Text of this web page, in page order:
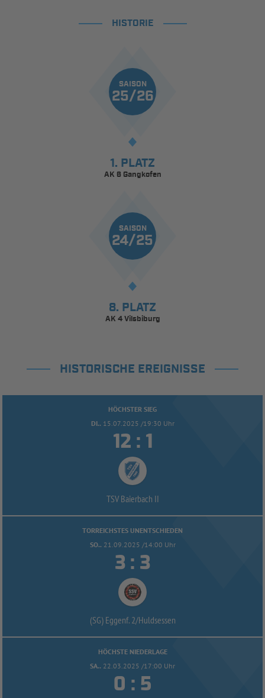
HISTORIE
SAISON
25/26
1. PLATZ
AK 6 Gangkofen
SAISON
24/25
8. PLATZ
AK 4 Vilsbiburg
HISTORISCHE EREIGNISSE
HÖCHSTER SIEG
DI.. 15.07.2025 /19:30 Uhr
 : 
TSV Baierbach II
TORREICHSTES UNENTSCHIEDEN
SO.. 21.09.2025 /14:00 Uhr
 : 
(SG) Eggenf. 2/Huldsessen
HÖCHSTE NIEDERLAGE
SA.. 22.03.2025 /17:00 Uhr
 : 